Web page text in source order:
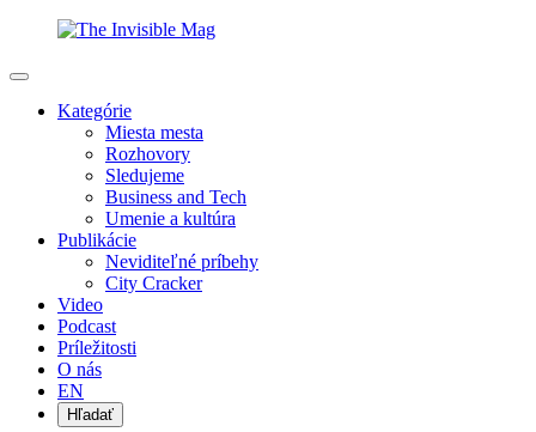
Kategórie
Miesta mesta
Rozhovory
Sledujeme
Business and Tech
Umenie a kultúra
Publikácie
Neviditeľné príbehy
City Cracker
Video
Podcast
Príležitosti
O nás
EN
Hľadať